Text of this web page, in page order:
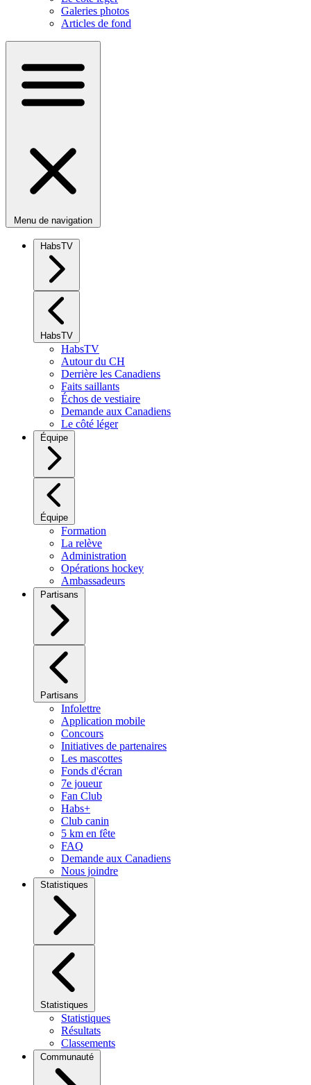
Galeries photos
Articles de fond
Menu de navigation
HabsTV
HabsTV
HabsTV
Autour du CH
Derrière les Canadiens
Faits saillants
Échos de vestiaire
Demande aux Canadiens
Le côté léger
Équipe
Équipe
Formation
La relève
Administration
Opérations hockey
Ambassadeurs
Partisans
Partisans
Infolettre
Application mobile
Concours
Initiatives de partenaires
Les mascottes
Fonds d'écran
7e joueur
Fan Club
Habs+
Club canin
5 km en fête
FAQ
Demande aux Canadiens
Nous joindre
Statistiques
Statistiques
Statistiques
Résultats
Classements
Communauté